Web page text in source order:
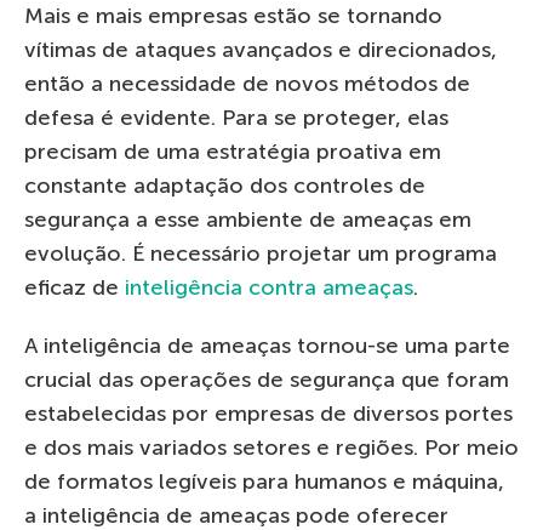
Mais e mais empresas estão se tornando
vítimas de ataques avançados e direcionados,
então a necessidade de novos métodos de
defesa é evidente. Para se proteger, elas
precisam de uma estratégia proativa em
constante adaptação dos controles de
segurança a esse ambiente de ameaças em
evolução. É necessário projetar um programa
eficaz de inteligência contra ameaças.
A inteligência de ameaças tornou-se uma parte
crucial das operações de segurança que foram
estabelecidas por empresas de diversos portes
e dos mais variados setores e regiões. Por meio
de formatos legíveis para humanos e máquina,
a inteligência de ameaças pode oferecer